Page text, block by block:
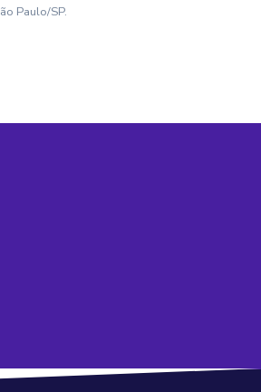
Paulo/SP.